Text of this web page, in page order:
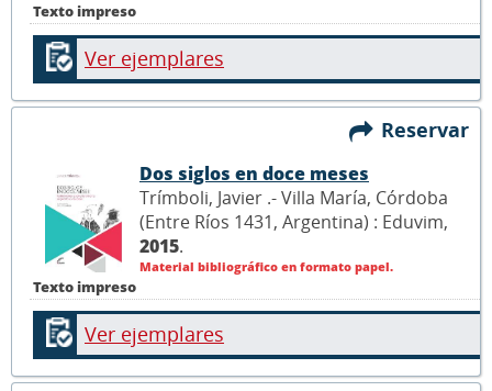
Texto impreso
Ver ejemplares
Reservar
Texto impreso
Dos siglos en doce meses
Trímboli, Javier .- Villa María, Córdoba
(Entre Ríos 1431, Argentina) : Eduvim,
2015.
Material bibliográfico en formato papel.
Ver ejemplares